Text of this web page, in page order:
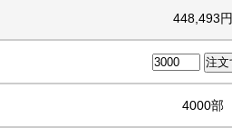
448,493円
4000部